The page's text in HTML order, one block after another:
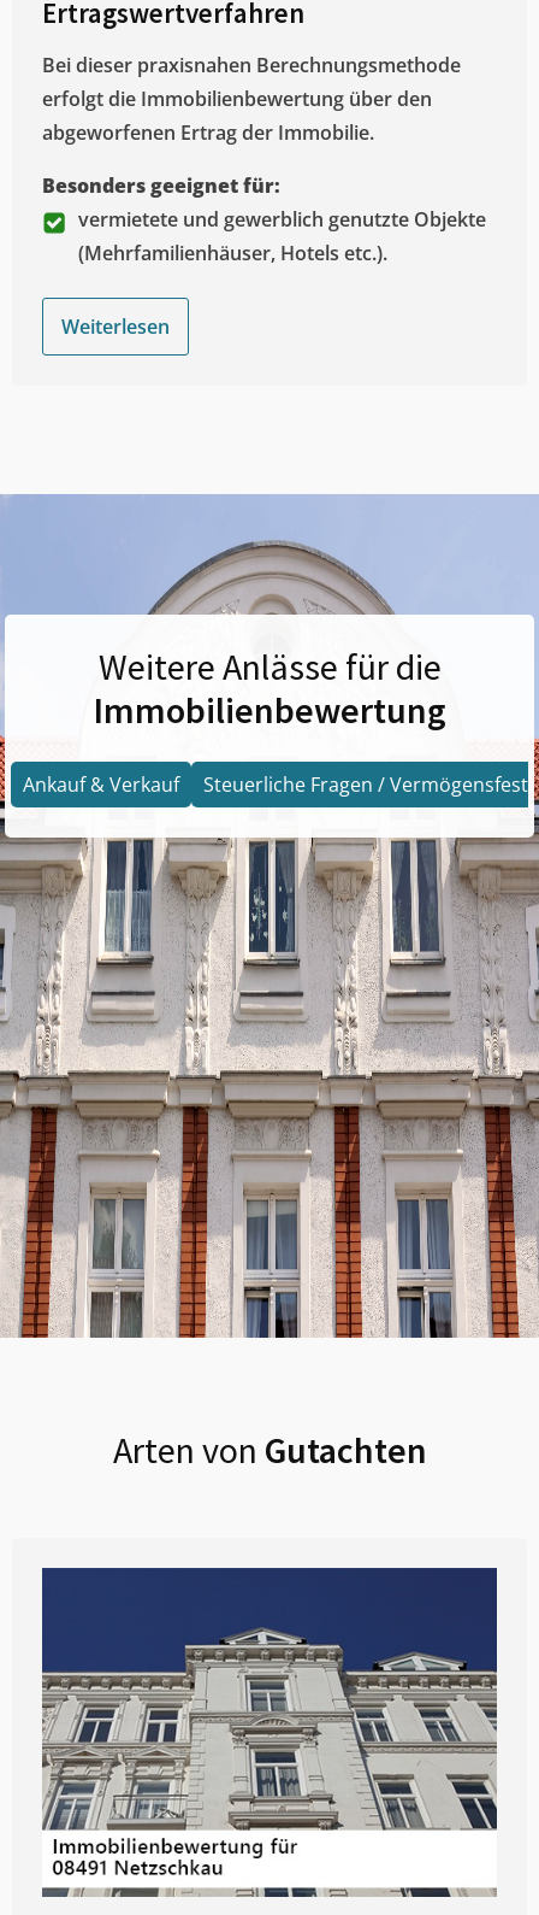
Ertragswertverfahren
Bei dieser praxisnahen Berechnungsmethode
erfolgt die Immobilienbewertung über den
abgeworfenen Ertrag der Immobilie.
Besonders geeignet für:
vermietete und gewerblich genutzte Objekte
(Mehrfamilienhäuser, Hotels etc.).
Weiterlesen
Weitere Anlässe für die
Immobilienbewertung
Ankauf & Verkauf Steuerliche Fragen /
Arten von Gutachten